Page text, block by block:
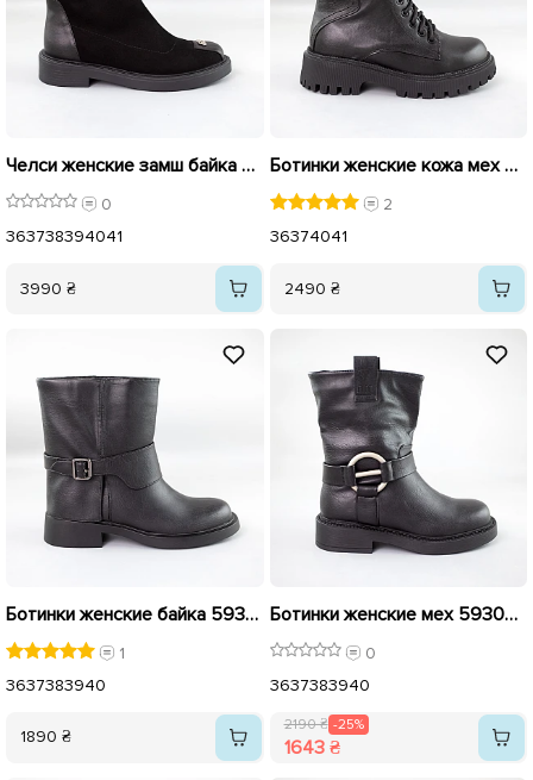
Челси женские замш байка 592630 Черные
0
363738394041
3990 ₴
Ботинки женские кожа мех 592728 Черные
2
36374041
2490 ₴
Ботинки женские байка 593042 Черные
1
3637383940
1890 ₴
Ботинки женские мех 593043 Черные распродажа
0
3637383940
2190 ₴ -25%
1643 ₴